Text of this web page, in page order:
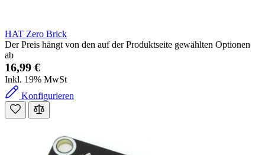
HAT Zero Brick
Der Preis hängt von den auf der Produktseite gewählten Optionen
ab
16,99 €
Inkl. 19% MwSt
Konfigurieren